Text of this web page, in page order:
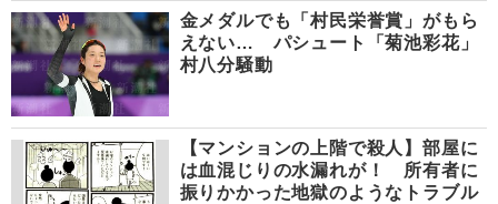
金メダルでも「村民栄誉賞」がもら
えない… パシュート「菊池彩花」
村八分騒動
【マンションの上階で殺人】部屋に
は血混じりの水漏れが！ 所有者に
振りかかった地獄のようなトラブル